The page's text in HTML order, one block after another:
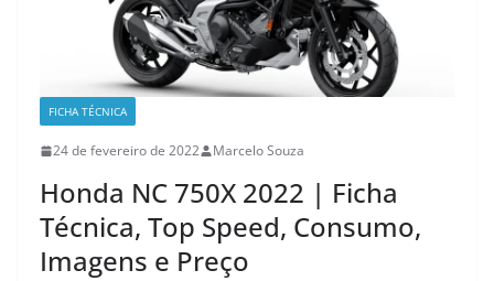
FICHA TÉCNICA
24 de fevereiro de 2022 Marcelo Souza
Honda NC 750X 2022 | Ficha
Técnica, Top Speed, Consumo,
Imagens e Preço